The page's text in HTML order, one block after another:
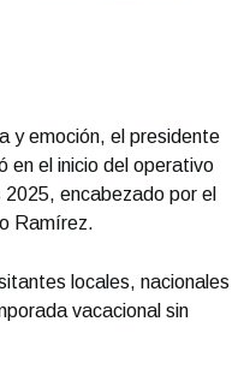
y emoción, el presidente
en el inicio del operativo
encabezado por el
Ramírez.
locales, nacionales
vacacional sin